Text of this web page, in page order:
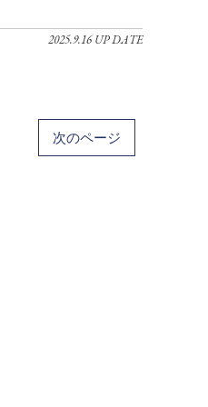
2025.9.16 UP DATE
次のページ